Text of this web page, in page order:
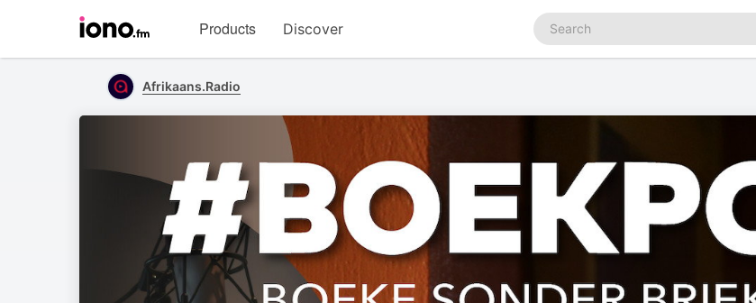
homepage
Products Discover
Search
podcasts
Afrikaans.Radio